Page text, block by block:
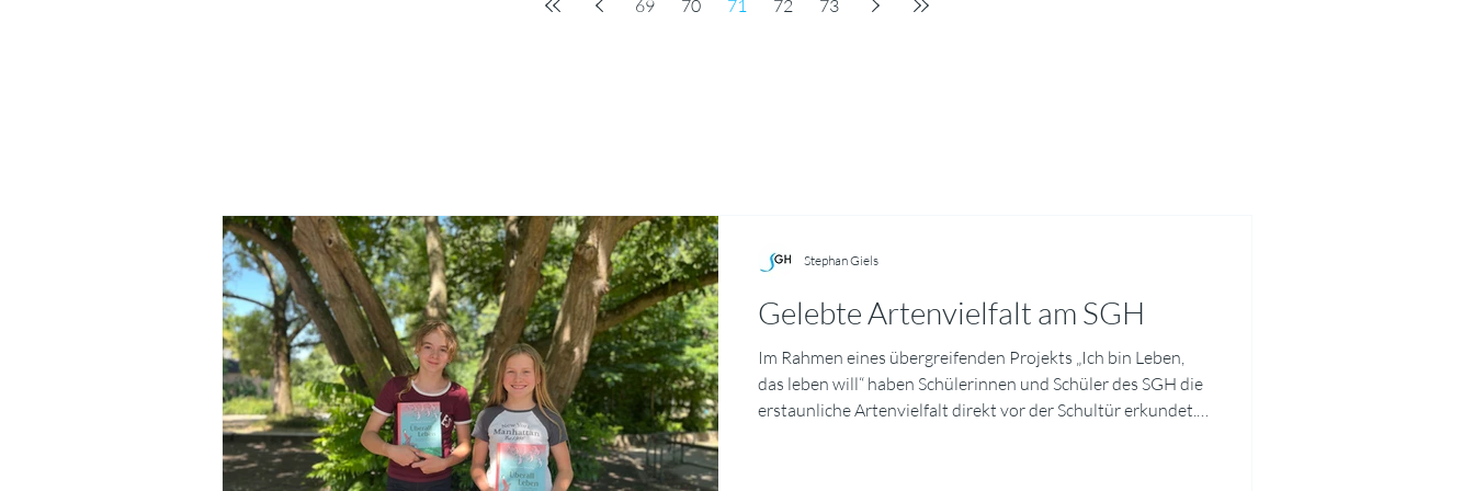
69 70 71 72 73
Gelebte Artenvielfalt am SGH
Im Rahmen eines übergreifenden Projekts „Ich bin Leben,
das leben will“ haben Schülerinnen und Schüler des SGH die
erstaunliche Artenvielfalt direkt vor der Schultür erkundet.
Stephan Giels